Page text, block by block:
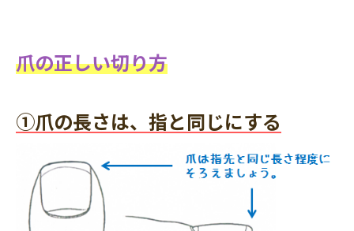
爪の正しい切り方
①爪の長さは、指と同じにする